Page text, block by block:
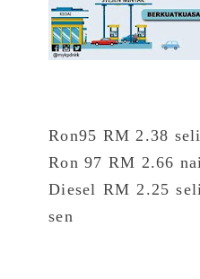
Ron95 RM 2.38
Ron 97 RM 2.66
Diesel RM 2.25
sen